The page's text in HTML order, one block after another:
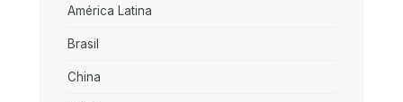
América Latina
Brasil
China